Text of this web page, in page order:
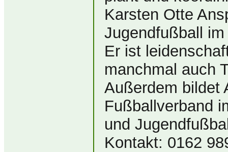
Karsten Otte
Jugendfußball
Er ist
manchmal auch
Außerdem bildet
Fußballverband
und
Kontakt: 0162